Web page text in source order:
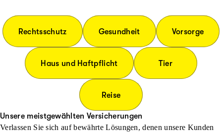
Rechtsschutz Gesundheit Vorsorge
Haus und Haftpflicht Tier
Reise
Unsere meistgewählten Versicherungen
Verlassen Sie sich auf bewährte Lösungen, denen unsere Kunden